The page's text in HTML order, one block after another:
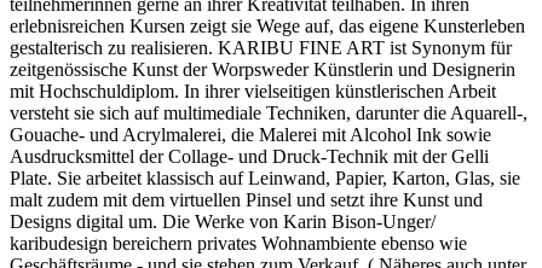
teilnehmerinnen gerne an ihrer Kreativität teilhaben. In ihren
erlebnisreichen Kursen zeigt sie Wege auf, das eigene Kunsterleben
gestalterisch zu realisieren. KARIBU FINE ART ist Synonym für
zeitgenössische Kunst der Worpsweder Künstlerin und Designerin
mit Hochschuldiplom. In ihrer vielseitigen künstlerischen Arbeit
versteht sie sich auf multimediale Techniken, darunter die Aquarell-,
Gouache- und Acrylmalerei, die Malerei mit Alcohol Ink sowie
Ausdrucksmittel der Collage- und Druck-Technik mit der Gelli
Plate. Sie arbeitet klassisch auf Leinwand, Papier, Karton, Glas, sie
malt zudem mit dem virtuellen Pinsel und setzt ihre Kunst und
Designs digital um. Die Werke von Karin Bison-Unger/
karibudesign bereichern privates Wohnambiente ebenso wie